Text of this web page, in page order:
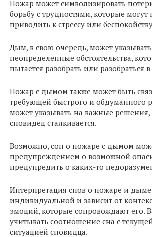
Пожар может символизировать
борьбу с трудностями, которые могут
приводить к стрессу или
Дым, в свою очередь, может
неопределенные обстоятельства,
пытается разобрать или разобраться
Пожар с дымом также может быть
требующей быстрого и обдуманного
может указывать на важные
сновидец сталкивается.
Возможно, сон о пожаре с дымом
предупреждением о возможной
предупредить о каких-то
Интерпретация снов о пожаре и
индивидуальной и зависит от
эмоций, которые сопровождают его.
учитывать соотношение сна с
ситуацией сновидца.